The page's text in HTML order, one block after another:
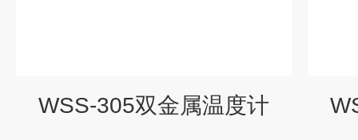
WSS-305双金属温度计